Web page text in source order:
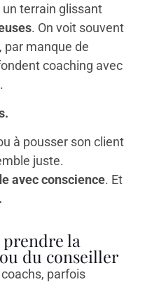
terrain glissant
. On voit souvent
par manque de
coaching avec
à pousser son client
juste.
avec conscience. Et
la
du conseiller
coachs, parfois